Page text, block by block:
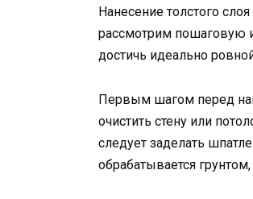
Нанесение толстого
рассмотрим пошаговую
достичь идеально
Первым шагом перед
очистить стену или
следует заделать
обрабатывается